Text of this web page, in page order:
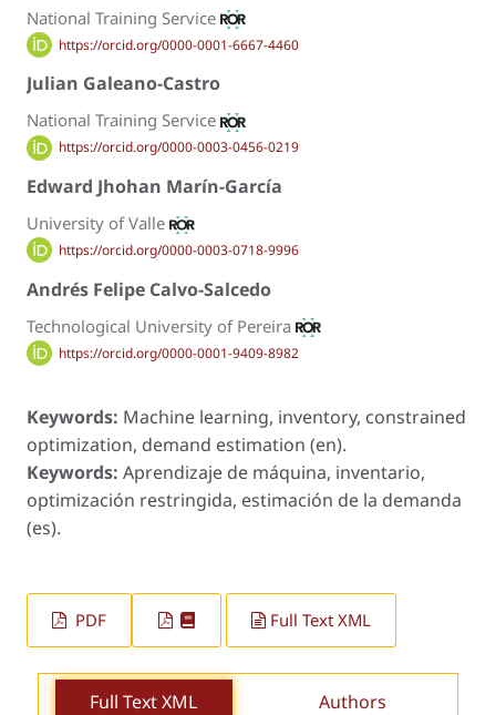
National Training Service
https://orcid.org/0000-0001-6667-4460
Julian Galeano-Castro
National Training Service
https://orcid.org/0000-0003-0456-0219
Edward Jhohan Marín-García
University of Valle
https://orcid.org/0000-0003-0718-9996
Andrés Felipe Calvo-Salcedo
Technological University of Pereira
https://orcid.org/0000-0001-9409-8982
Keywords: Machine learning, inventory, constrained
optimization, demand estimation (en).
Keywords: Aprendizaje de máquina, inventario,
optimización restringida, estimación de la demanda
(es).
PDF Full Text XML
Full Text XML Authors